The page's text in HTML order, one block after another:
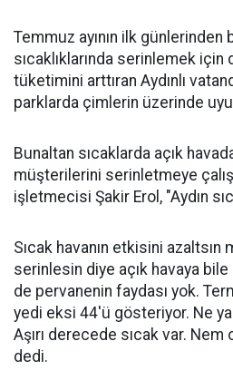
Temmuz ayının ilk günlerinden
sıcaklıklarında serinlemek
tüketimini arttıran Aydınlı
parklarda çimlerin üzerinde
Bunaltan sıcaklarda açık
müşterilerini serinletmeye
işletmecisi Şakir Erol, "Aydın
Sıcak havanın etkisini
serinlesin diye açık havaya
de pervanenin faydası yok.
yedi eksi 44'ü gösteriyor. Ne
Aşırı derecede sıcak var. Nem
dedi.